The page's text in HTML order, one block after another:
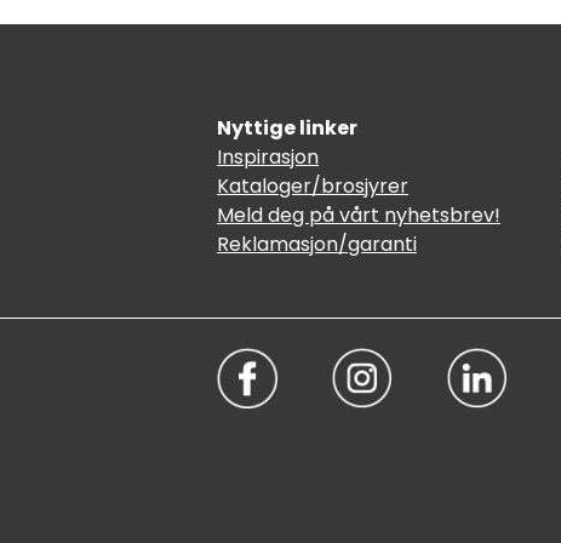
Nyttige linker
Inspirasjon
Kataloger/brosjyrer
Meld deg på vårt nyhetsbrev!
Reklamasjon/garanti